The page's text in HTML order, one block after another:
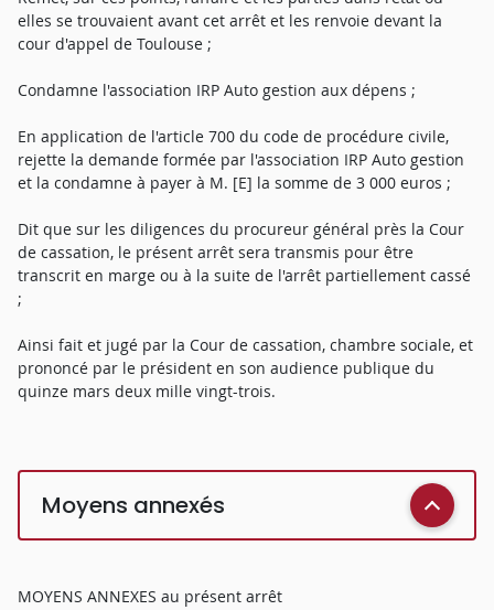
elles se trouvaient avant cet arrêt et les renvoie devant la
cour d'appel de Toulouse ;
Condamne l'association IRP Auto gestion aux dépens ;
En application de l'article 700 du code de procédure civile,
rejette la demande formée par l'association IRP Auto gestion
et la condamne à payer à M. [E] la somme de 3 000 euros ;
Dit que sur les diligences du procureur général près la Cour
de cassation, le présent arrêt sera transmis pour être
transcrit en marge ou à la suite de l'arrêt partiellement cassé
;
Ainsi fait et jugé par la Cour de cassation, chambre sociale, et
prononcé par le président en son audience publique du
quinze mars deux mille vingt-trois.
Moyens annexés
MOYENS ANNEXES au présent arrêt